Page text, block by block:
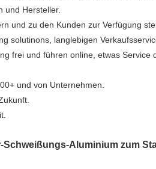
und Hersteller.
und zu den Kunden zur Verfügung
solutinons, langlebigen
frei und führen online, etwas Service
und von Unternehmen.
Schweißungs-Aluminium zum